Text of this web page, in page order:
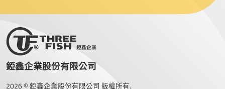
錏鑫企業股份有限公司
2026 © 錏鑫企業股份有限公司 版權所有.